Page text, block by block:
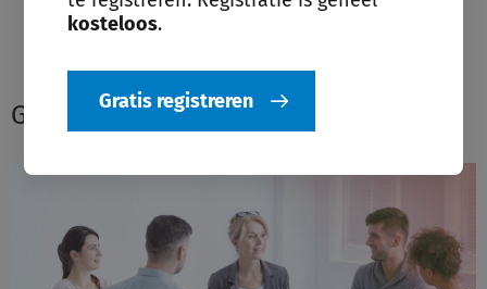
kosteloos.
Gratis registreren
Gerelateerde opinie